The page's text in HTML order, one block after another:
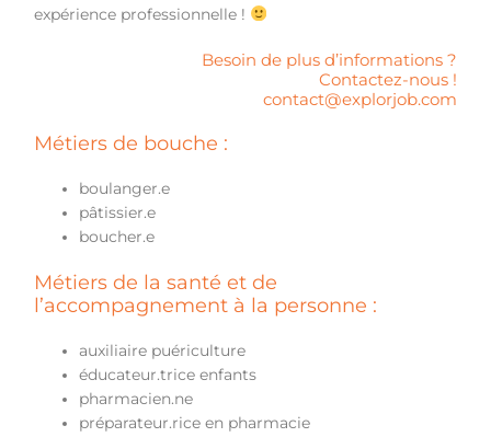
expérience professionnelle !
Besoin de plus d’informations ?
Contactez-nous !
contact@explorjob.com
Métiers de bouche :
boulanger.e
pâtissier.e
boucher.e
Métiers de la santé et de
l’accompagnement à la personne :
auxiliaire puériculture
éducateur.trice enfants
pharmacien.ne
préparateur.rice en pharmacie